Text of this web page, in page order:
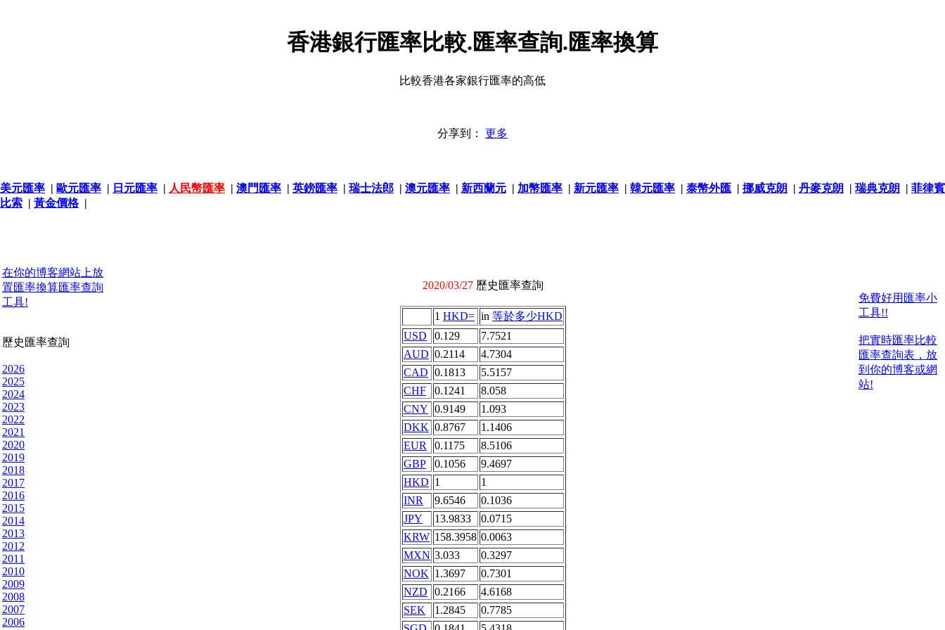
香港銀行匯率比較.匯率查詢.匯率換算
比較香港各家銀行匯率的高低
分享到： 更多
美元匯率 | 歐元匯率 | 日元匯率 | 人民幣匯率 | 澳門匯率 | 英鎊匯率 | 瑞士法郎 | 澳元匯率 | 新西蘭元 | 加幣匯率 | 新元匯率 | 韓元匯率 | 泰幣外匯 | 挪威克朗 | 丹麥克朗 | 瑞典克朗 | 菲律賓
比索 | 黃金價格|
在你的博客網站上放
置匯率換算匯率查詢
工具!
歷史匯率查詢
2026
2025
2024
2023
2022
2021
2020
2019
2018
2017
2016
2015
2014
2013
2012
2011
2010
2009
2008
2007
2006
2020/03/27 歷史匯率查詢
1 HKD= in 等於多少HKD
USD
0.129
7.7521
AUD 0.2114
4.7304
CAD 0.1813
5.5157
CHF
0.1241
8.058
CNY 0.9149
1.093
DKK 0.8767
1.1406
EUR
0.1175
8.5106
GBP
0.1056
9.4697
HKD 1
1
INR
9.6546
0.1036
JPY
13.9833
0.0715
KRW 158.3958 0.0063
MXN 3.033
0.3297
NOK 1.3697
0.7301
NZD
0.2166
4.6168
SEK
1.2845
0.7785
免費好用匯率小
工具!!
把實時匯率比較
匯率查詢表，放
到你的博客或網
站!